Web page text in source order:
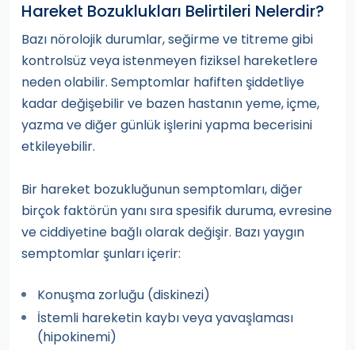
Hareket Bozuklukları Belirtileri Nelerdir?
Bazı nörolojik durumlar, seğirme ve titreme gibi
kontrolsüz veya istenmeyen fiziksel hareketlere
neden olabilir. Semptomlar hafiften şiddetliye
kadar değişebilir ve bazen hastanın yeme, içme,
yazma ve diğer günlük işlerini yapma becerisini
etkileyebilir.
Bir hareket bozukluğunun semptomları, diğer
birçok faktörün yanı sıra spesifik duruma, evresine
ve ciddiyetine bağlı olarak değişir. Bazı yaygın
semptomlar şunları içerir:
Konuşma zorluğu (diskinezi)
İstemli hareketin kaybı veya yavaşlaması
(hipokinemi)